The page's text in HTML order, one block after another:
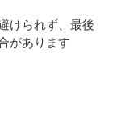
けられず、最後
があります